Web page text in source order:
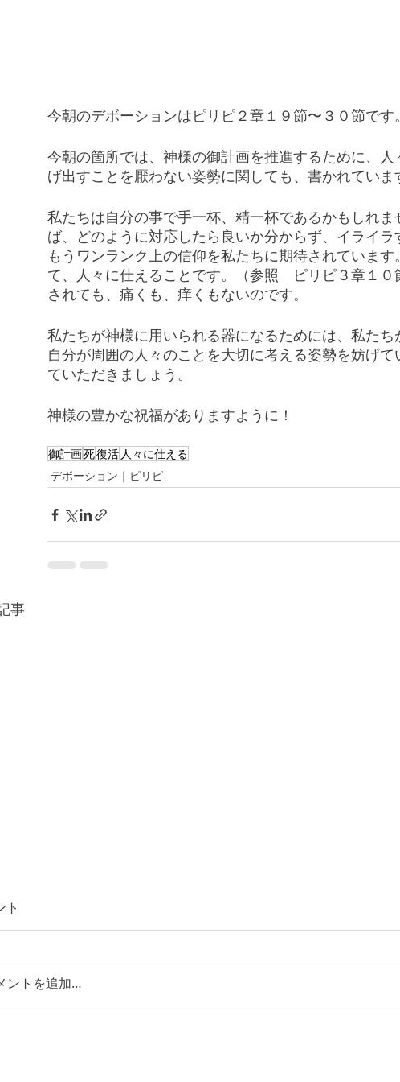
今朝のデボーションはピリピ２章１９節〜３０節です。
今朝の箇所では、神様の御計画を推進するために、
げ出すことを厭わない姿勢に関しても、書かれていま
私たちは自分の事で手一杯、精一杯であるかもしれ
ば、どのように対応したら良いか分からず、イライ
もうワンランク上の信仰を私たちに期待されていま
て、人々に仕えることです。（参照　ピリピ３章１
されても、痛くも、痒くもないのです。
私たちが神様に用いられる器になるためには、私たち
自分が周囲の人々のことを大切に考える姿勢を妨げ
ていただきましょう。
神様の豊かな祝福がありますように！
御計画死復活 人々に仕える
デボーション｜ピリピ
事
ト
ントを追加…